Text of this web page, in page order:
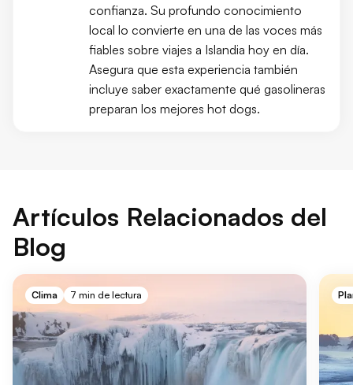
confianza. Su profundo conocimiento
local lo convierte en una de las voces más
fiables sobre viajes a Islandia hoy en día.
Asegura que esta experiencia también
incluye saber exactamente qué gasolineras
preparan los mejores hot dogs.
Artículos Relacionados del
Blog
Clima 7 min de lectura